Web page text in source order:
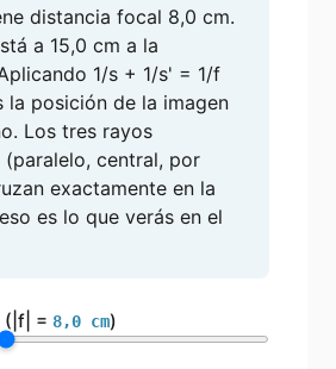
distancia focal 8,0 cm.
a 15,0 cm a la
1/s + 1/s' = 1/f
la posición de la imagen
Los tres rayos
(paralelo, central, por
exactamente en la
es lo que verás en el
(|f| = 8,0 cm)